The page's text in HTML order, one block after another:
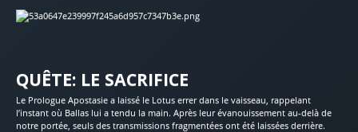
QUÊTE: LE SACRIFICE
Le Prologue Apostasie a laissé le Lotus errer dans le vaisseau, rappelant
l’instant où Ballas lui a tendu la main. Après leur évanouissement au-delà de
notre portée, seuls des transmissions fragmentées ont été laissées derrière.